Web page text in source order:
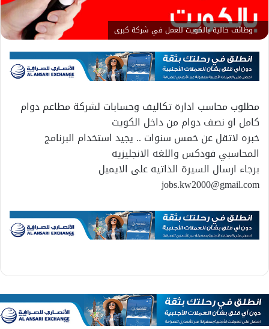
وظائف خالية بالكويت للعمل في شركة كبرى
مطلوب محاسب ادارة تكاليف وحسابات لشركة مطاعم دوام
كامل او نصف دوام من داخل الكويت
خبره لاتقل عن خمس سنوات .. يجيد استخدام البرنامج
المحاسبي فودكس واللغه الانجليزيه
برجاء ارسال السيرة الذاتيه على الايميل
jobs.kw2000@gmail.com